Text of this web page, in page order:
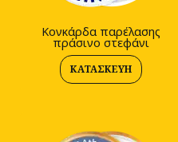
Κονκάρδα παρέλασης
πράσινο στεφάνι
ΚΑΤΑΣΚΕΥΉ